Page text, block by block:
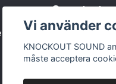
Facebook
Instagram
Vi använder
KNOCKOUT SOUND
måste acceptera